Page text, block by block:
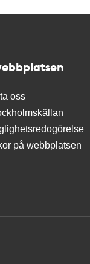
oss
på webbplatsen